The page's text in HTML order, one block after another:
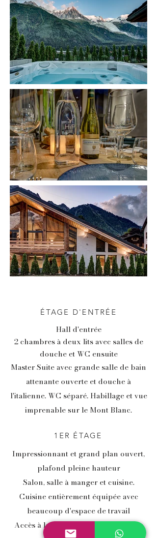
ÉTAGE D'ENTRÉE
Hall d'entrée
2 chambres à deux lits avec salles de
douche et WC ensuite
Master Suite avec grande salle de bain
attenante ouverte et douche à
l'italienne. WC séparé. Habillage et vue
imprenable sur le Mont Blanc.
1ER ÉTAGE
Impressionnant et grand plan ouvert,
plafond pleine hauteur
Salon, salle à manger et cuisine.
Cuisine entièrement équipée avec
beaucoup d'espace de travail
Accès à la salle TV / relax avec 3 lits